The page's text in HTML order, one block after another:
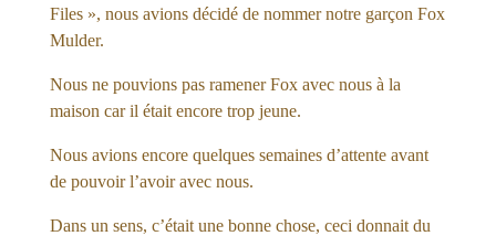
Files », nous avions décidé de nommer notre garçon Fox
Mulder.
Nous ne pouvions pas ramener Fox avec nous à la
maison car il était encore trop jeune.
Nous avions encore quelques semaines d’attente avant
de pouvoir l’avoir avec nous.
Dans un sens, c’était une bonne chose, ceci donnait du